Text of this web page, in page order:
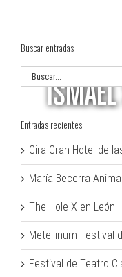
Buscar entradas
Entradas recientes
Gira Gran Hotel de
María Becerra
The Hole X en León
Metellinum Festival
Festival de Teatro